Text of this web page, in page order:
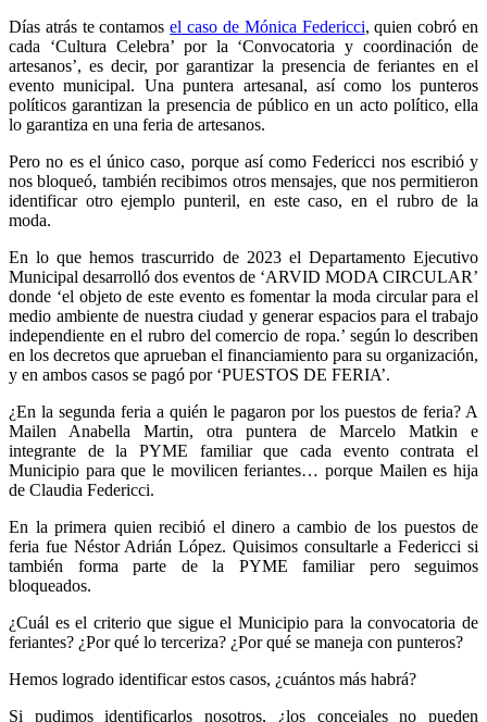
Días atrás te contamosel caso de Mónica Federicci, quien cobró en
cada ‘Cultura Celebra’ por la ‘Convocatoria y coordinación de
artesanos’, es decir, por garantizar la presencia de feriantes en el
evento municipal. Una puntera artesanal, así como los punteros
políticos garantizan la presencia de público en un acto político, ella
lo garantiza en una feria de artesanos.
Pero no es el único caso, porque así como Federicci nos escribió y
nos bloqueó, también recibimos otros mensajes, que nos permitieron
identificar otro ejemplo punteril, en este caso, en el rubro de la
moda.
En lo que hemos trascurrido de 2023 el Departamento Ejecutivo
Municipal desarrolló dos eventos de ‘ARVID MODA CIRCULAR’
donde ‘el objeto de este evento es fomentar la moda circular para el
medio ambiente de nuestra ciudad y generar espacios para el trabajo
independiente en el rubro del comercio de ropa.’ según lo describen
en los decretos que aprueban el financiamiento para su organización,
y en ambos casos se pagó por ‘PUESTOS DE FERIA’.
¿En la segunda feria a quién le pagaron por los puestos de feria? A
Mailen Anabella Martin, otra puntera de Marcelo Matkin e
integrante de la PYME familiar que cada evento contrata el
Municipio para que le movilicen feriantes… porque Mailen es hija
de Claudia Federicci.
En la primera quien recibió el dinero a cambio de los puestos de
feria fue Néstor Adrián López. Quisimos consultarle a Federicci si
también forma parte de la PYME familiar pero seguimos
bloqueados.
¿Cuál es el criterio que sigue el Municipio para la convocatoria de
feriantes? ¿Por qué lo terceriza? ¿Por qué se maneja con punteros?
Hemos logrado identificar estos casos, ¿cuántos más habrá?
Si pudimos identificarlos nosotros, ¿los concejales no pueden